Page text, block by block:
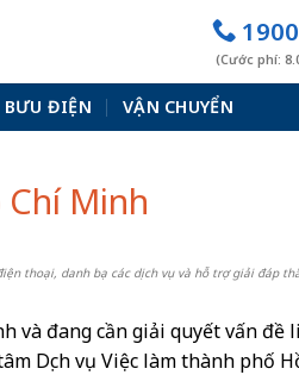
(Cước phí:
BƯU ĐIỆN VẬN CHUYỂN
Minh
thoại, danh bạ các dịch vụ và hỗ trợ giải đáp
và đang cần giải quyết vấn đề
Dịch vụ Việc làm thành phố